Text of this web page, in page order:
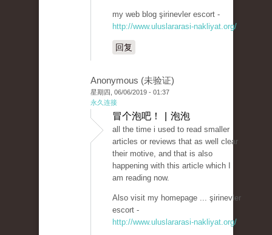
my web blog şirinevler escort -
http://www.uluslararasi-nakliyat.org/
回复
Anonymous (未验证)
星期四, 06/06/2019 - 01:37
永久连接
冒个泡吧！ | 泡泡
all the time i used to read smaller
articles or reviews that as well clear
their motive, and that is also
happening with this article which I
am reading now.
Also visit my homepage ... şirinevler
escort -
http://www.uluslararasi-nakliyat.org/